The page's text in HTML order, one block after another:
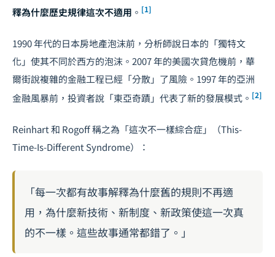
釋為什麼歷史規律這次不適用 。 [1]
1990 年代的日本房地產泡沫前，分析師說日本的「獨特文
化」使其不同於西方的泡沫。2007 年的美國次貸危機前，華
爾街說複雜的金融工程已經「分散」了風險。1997 年的亞洲
金融風暴前，投資者說「東亞奇蹟」代表了新的發展模式。 [2]
Reinhart 和 Rogoff 稱之為「這次不一樣綜合症」（This-
Time-Is-Different Syndrome）：
「每一次都有故事解釋為什麼舊的規則不再適
用，為什麼新技術、新制度、新政策使這一次真
的不一樣。這些故事通常都錯了。」